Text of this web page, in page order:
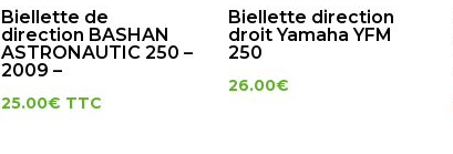
Biellette de
direction BASHAN
ASTRONAUTIC 250 –
2009 –
25.00€ TTC
Biellette direction
droit Yamaha YFM
250
26.00€